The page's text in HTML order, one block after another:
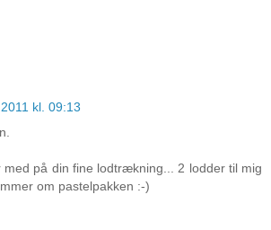
kl. 09:13
med på din fine lodtrækning... 2 lodder til mig
om pastelpakken :-)